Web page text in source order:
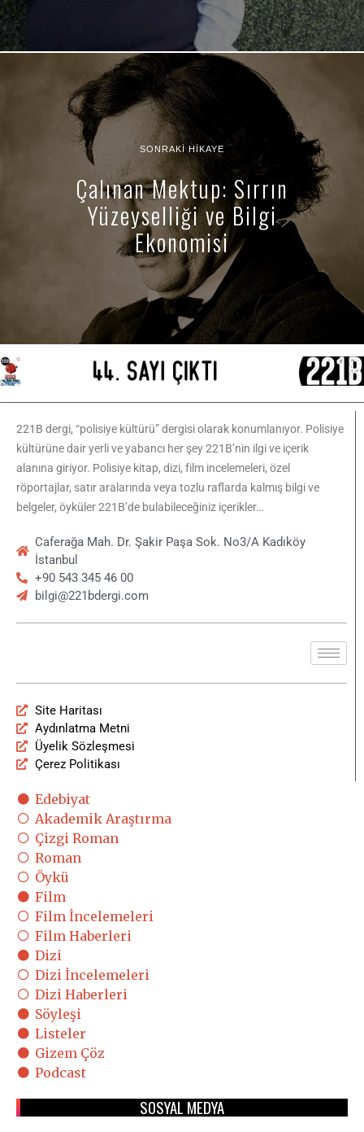
SONRAKI HIKAYE
Çalınan Mektup: Sırrın
Yüzeyselliği ve Bilgi
Ekonomisi
221B dergi, “polisiye kültürü” dergisi olarak konumlanıyor. Polisiye
kültürüne dair yerli ve yabancı her şey 221B’nin ilgi ve içerik
alanına giriyor. Polisiye kitap, dizi, film incelemeleri, özel
röportajlar, satır aralarında veya tozlu raflarda kalmış bilgi ve
belgeler, öyküler 221B’de bulabileceğiniz içerikler…
Caferağa Mah. Dr. Şakir Paşa Sok. No3/A Kadıköy
İstanbul
+90 543 345 46 00
bilgi@221bdergi.com
Site Haritası
Aydınlatma Metni
Üyelik Sözleşmesi
Çerez Politikası
Edebiyat
Akademik Araştırma
Çizgi Roman
Roman
Öykü
Film
Film İncelemeleri
Film Haberleri
Dizi
Dizi İncelemeleri
Dizi Haberleri
Söyleşi
Listeler
Gizem Çöz
Podcast
SOSYAL MEDYA